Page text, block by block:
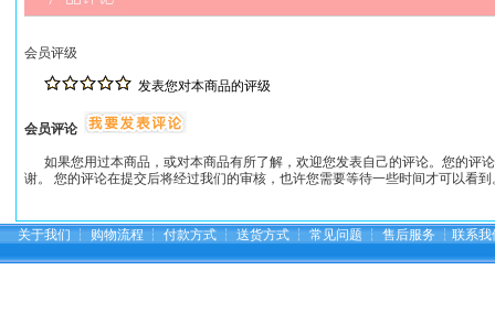
会员评级
发表您对本商品的评级
会员评论
如果您用过本商品，或对本商品有所了解，欢迎您发表自己的评论。您的评
谢。 您的评论在提交后将经过我们的审核，也许您需要等待一些时间才可以看
关于我们 ┆ 购物流程 ┆ 付款方式 ┆ 送货方式 ┆ 常见问题 ┆ 售后服务 ┆ 联系我